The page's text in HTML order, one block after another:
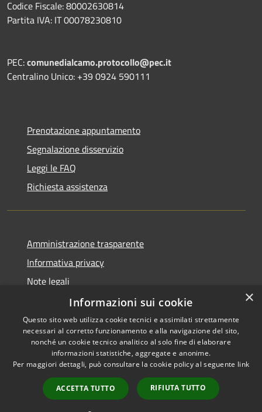
Codice Fiscale: 80002630814
Partita IVA: IT 00078230810
PEC:comunedialcamo.protocollo@pec.it
Centralino Unico: +39 0924 590111
Prenotazione appuntamento
Segnalazione disservizio
Leggi le FAQ
Richiesta assistenza
Amministrazione trasparente
Informativa privacy
Note legali
Dichiarazione di accessibilità
RSS
Accessibilità
Copyright © 2026 • Comune di
Alcamo • Powered by
Municipium•
Accesso
redazione
×
Informazioni sui cookie
Questo sito web utilizza cookie tecnici e assimilati strettamente
necessari al corretto funzionamento e alla navigazione del sito,
nonché un cookie tecnico analitico al solo fine di elaborare
informazioni statistiche, aggregate e anonime.
Per maggiori dettagli, può consultare la cookie policy al seguente link
ACCETTA TUTTO RIFIUTA TUTTO